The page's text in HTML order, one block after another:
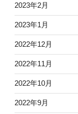
2023年2月
2023年1月
2022年12月
2022年11月
2022年10月
2022年9月